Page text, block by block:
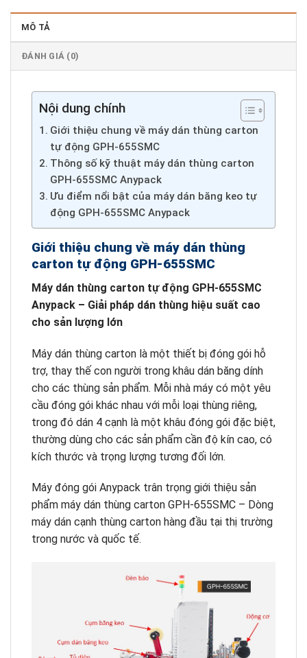
MÔ TẢ
ĐÁNH GIÁ (0)
Nội dung chính
Giới thiệu chung về máy dán thùng carton
tự động GPH-655SMC
Thông số kỹ thuật máy dán thùng carton
GPH-655SMC Anypack
Ưu điểm nổi bật của máy dán băng keo tự
động GPH-655SMC Anypack
Giới thiệu chung về máy dán thùng
carton tự động GPH-655SMC
Máy dán thùng carton tự động GPH-655SMC
Anypack – Giải pháp dán thùng hiệu suất cao
cho sản lượng lớn
Máy dán thùng carton là một thiết bị đóng gói hỗ
trợ, thay thế con người trong khâu dán băng dính
cho các thùng sản phẩm. Mỗi nhà máy có một yêu
cầu đóng gói khác nhau với mỗi loại thùng riêng,
trong đó dán 4 cạnh là một khâu đóng gói đặc biệt,
thường dùng cho các sản phẩm cần độ kín cao, có
kích thước và trọng lượng tương đối lớn.
Máy đóng gói Anypack trân trọng giới thiệu sản
phẩm máy dán thùng carton GPH-655SMC – Dòng
máy dán cạnh thùng carton hàng đầu tại thị trường
trong nước và quốc tế.